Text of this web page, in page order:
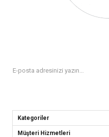
Kategoriler
Müşteri Hizmetleri